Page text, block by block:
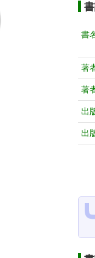
書
著
著
出
出